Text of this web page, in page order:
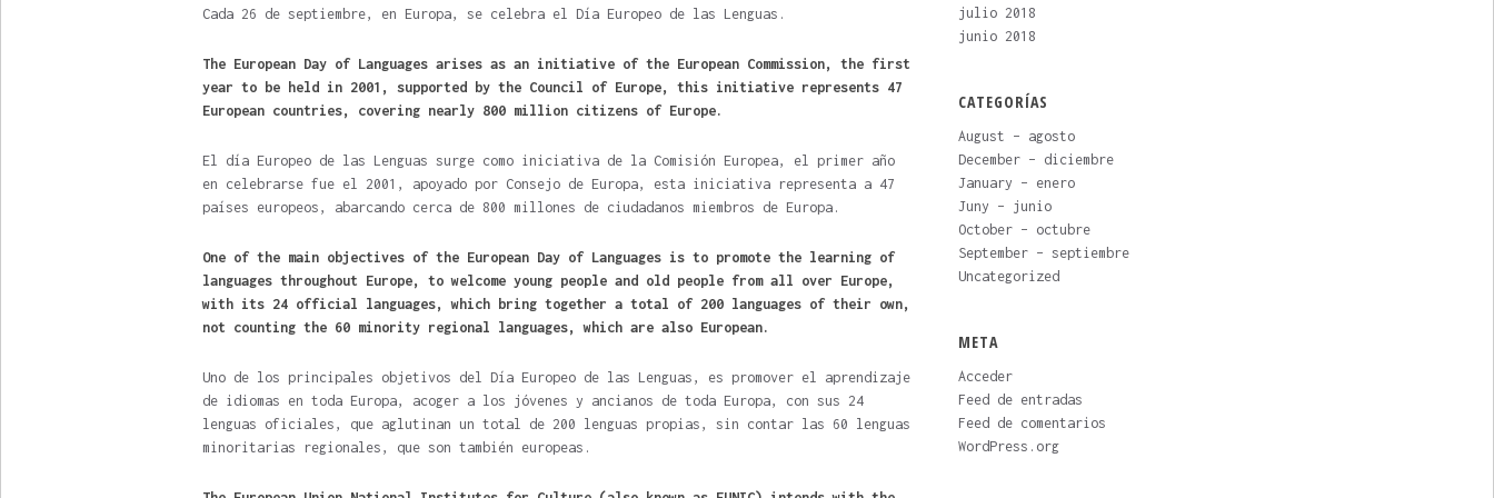
Cada 26 de septiembre, en Europa, se celebra el Día Europeo de las Lenguas.
The European Day of Languages ​​arises as an initiative of the European Commission, the first
year to be held in 2001, supported by the Council of Europe, this initiative represents 47
European countries, covering nearly 800 million citizens of Europe.
El día Europeo de las Lenguas surge como iniciativa de la Comisión Europea, el primer año
en celebrarse fue el 2001, apoyado por Consejo de Europa, esta iniciativa representa a 47
países europeos, abarcando cerca de 800 millones de ciudadanos miembros de Europa.
One of the main objectives of the European Day of Languages ​​is to promote the learning of
languages ​​throughout Europe, to welcome young people and old people from all over Europe,
with its 24 official languages, which bring together a total of 200 languages ​​of their own,
not counting the 60 minority regional languages, which are also European.
Uno de los principales objetivos del Día Europeo de las Lenguas, es promover el aprendizaje
de idiomas en toda Europa, acoger a los jóvenes y ancianos de toda Europa, con sus 24
lenguas oficiales, que aglutinan un total de 200 lenguas propias, sin contar las 60 lenguas
minoritarias regionales, que son también europeas.
julio 2018
junio 2018
CATEGORÍAS
August – agosto
December – diciembre
January – enero
Juny – junio
October – octubre
September – septiembre
Uncategorized
META
Acceder
Feed de entradas
Feed de comentarios
WordPress.org